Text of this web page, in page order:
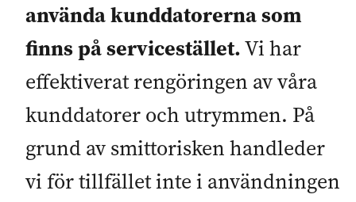
använda kunddatorerna som
finns på servicestället.Vi har
effektiverat rengöringen av våra
kunddatorer och utrymmen. På
grund av smittorisken handleder
vi för tillfället inte i användningen